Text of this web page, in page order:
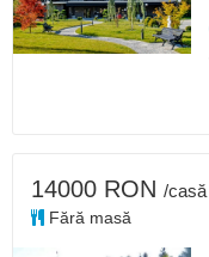
14000 RON /casă
Fără masă